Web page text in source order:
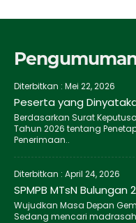
Diterbitkan : Mei 22, 2026
Peserta yang
Berdasarkan Surat
Tahun 2026 tentang
Penerimaan..
Diterbitkan : April 24, 2026
SPMPB MTsN Bulungan
Wujudkan Masa Depan
Sedang mencari